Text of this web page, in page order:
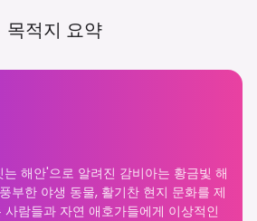
목적지 요약
해안'으로 알려진 감비아는 황금빛 해
부한 야생 동물, 활기찬 현지 문화를 제
람들과 자연 애호가들에게 이상적인